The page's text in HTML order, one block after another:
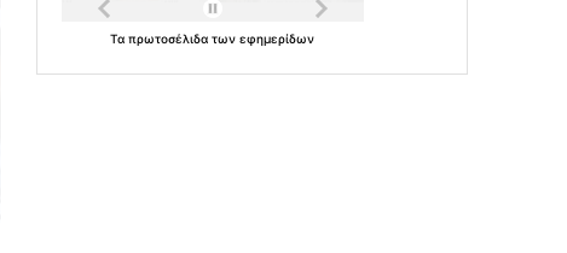
Ταπρωτοσέλιδατωνεφημερίδων